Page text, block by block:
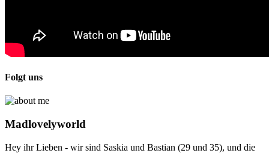
Folgt uns
Madlovelyworld
Hey ihr Lieben - wir sind Saskia und Bastian (29 und 35), und die